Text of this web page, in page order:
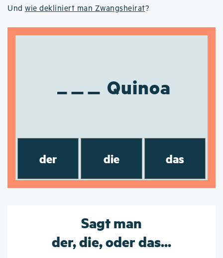
Und wie dekliniert man Zwangsheirat?
Quinoa
der die das
Sagt man
der, die, oder das...